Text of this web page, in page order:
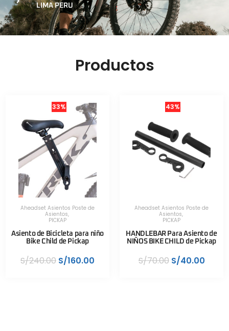
LIMA PERU
Productos
33%
Aheadset Asientos Poste de
Asientos,
PICKAP
Asiento de Bicicleta para niño
Bike Child de Pickap
S/240.00 S/160.00
43%
Aheadset Asientos Poste de
Asientos,
PICKAP
HANDLEBAR Para Asiento de
NIÑOS BIKE CHILD de Pickap
S/70.00 S/40.00